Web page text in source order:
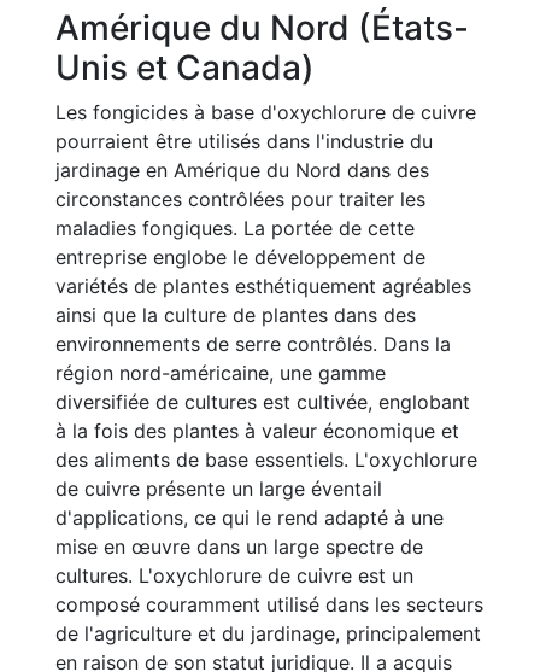
Amérique du Nord (États-
Unis et Canada)
Les fongicides à base d'oxychlorure de cuivre
pourraient être utilisés dans l'industrie du
jardinage en Amérique du Nord dans des
circonstances contrôlées pour traiter les
maladies fongiques. La portée de cette
entreprise englobe le développement de
variétés de plantes esthétiquement agréables
ainsi que la culture de plantes dans des
environnements de serre contrôlés. Dans la
région nord-américaine, une gamme
diversifiée de cultures est cultivée, englobant
à la fois des plantes à valeur économique et
des aliments de base essentiels. L'oxychlorure
de cuivre présente un large éventail
d'applications, ce qui le rend adapté à une
mise en œuvre dans un large spectre de
cultures. L'oxychlorure de cuivre est un
composé couramment utilisé dans les secteurs
de l'agriculture et du jardinage, principalement
en raison de son statut juridique. Il a acquis